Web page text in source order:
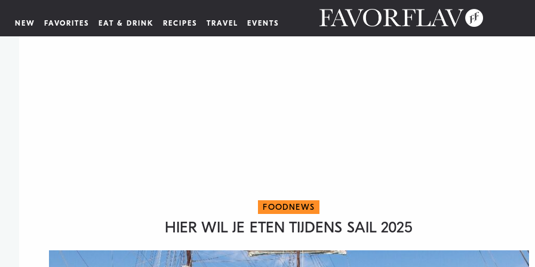
NEW FAVORITES EAT & DRINK RECIPES TRAVEL EVENTS
FOODNEWS
HIER WIL JE ETEN TIJDENS SAIL 2025